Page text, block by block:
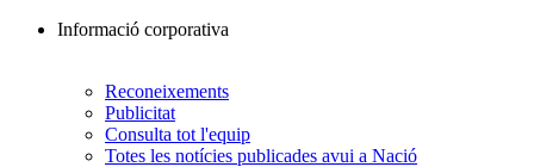
Informació corporativa
Reconeixements
Publicitat
Consulta tot l'equip
Totes les notícies publicades avui a Nació